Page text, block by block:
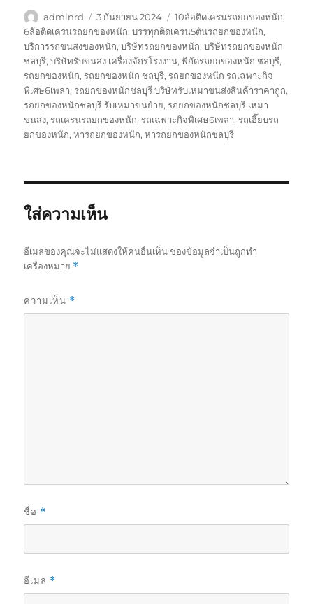
ผู้
เขียน
adminrd
เขียน
เมื่อ
3 กันยายน 2024
ป้าย
กำกับ
10ล้อติดเครนรถยกของหนัก,
6ล้อติดเครนรถยกของหนัก,บรรทุกติดเครน5ตันรถยกของหนัก,
บริการรถขนสงของหนัก,บริษัทรถยกของหนัก,บริษัทรถยกของหนัก
ชลบุรี,บริษัทรับขนส่ง เครื่องจักรโรงงาน,พิกัดรถยกของหนัก ชลบุรี,
รถยกของหนัก,รถยกของหนัก ชลบุรี,รถยกของหนัก รถเฉพาะกิจ
พิเศษ6เพลา,รถยกของหนักชลบุรี บริษัทรับเหมาขนส่งสินค้าราคาถูก,
รถยกของหนักชลบุรี รับเหมาขนย้าย,รถยกของหนักชลบุรี เหมา
ขนส่ง,รถเครนรถยกของหนัก,รถเฉพาะกิจพิเศษ6เพลา,รถเฮี๊ยบรถ
ยกของหนัก,หารถยกของหนัก,หารถยกของหนักชลบุรี
ใส่ความเห็น
อีเมลของคุณจะไม่แสดงให้คนอื่นเห็น ช่องข้อมูลจำเป็นถูกทำ
เครื่องหมาย *
ความเห็น *
ชื่อ *
อีเมล *